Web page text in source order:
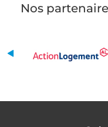
Nos